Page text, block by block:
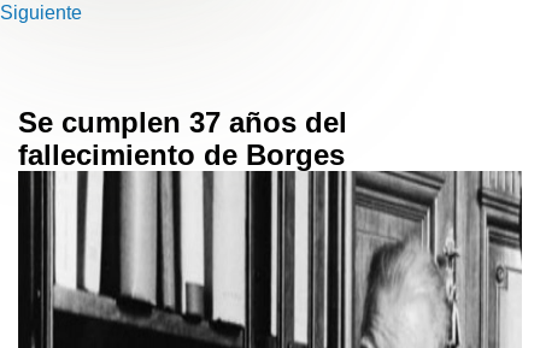
Siguiente
Se cumplen 37 años del
fallecimiento de Borges